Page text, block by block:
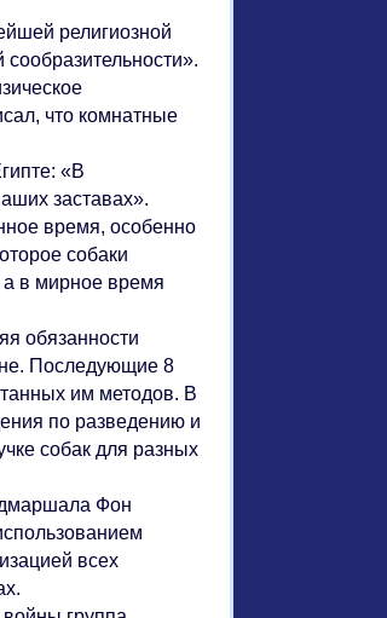
религиозной
что комнатные
«В
заставах».
время, особенно
собаки
а в мирное время
обязанности
Последующие 8
им методов. В
по разведению и
собак для разных
Фон
всех